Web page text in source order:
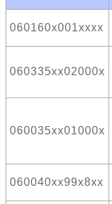
060160x001xxxx
060335xx02000x
060035xx01000x
060040xx99x8xx